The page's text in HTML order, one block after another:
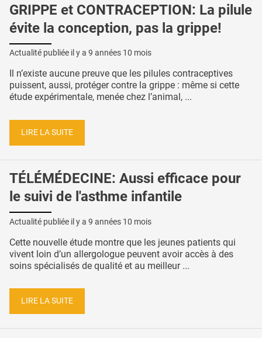
GRIPPE et CONTRACEPTION: La pilule
évite la conception, pas la grippe!
Actualité publiée il y a 9 années 10 mois
Il n’existe aucune preuve que les pilules contraceptives
puissent, aussi, protéger contre la grippe : même si cette
étude expérimentale, menée chez l’animal, ...
LIRE LA SUITE
TÉLÉMÉDECINE: Aussi efficace pour
le suivi de l'asthme infantile
Actualité publiée il y a 9 années 10 mois
Cette nouvelle étude montre que les jeunes patients qui
vivent loin d’un allergologue peuvent avoir accès à des
soins spécialisés de qualité et au meilleur ...
LIRE LA SUITE